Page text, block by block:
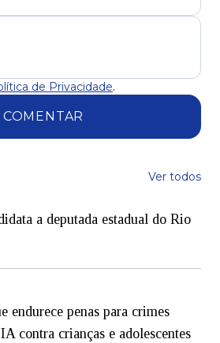
de Privacidade.
COMENTAR
Ver todos
a deputada estadual do Rio
endurece penas para crimes
contra crianças e adolescentes